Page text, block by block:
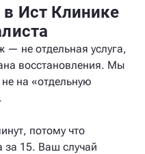
Ист Клинике
не отдельная услуга,
восстановления. Мы
на «отдельную
потому что
за 15. Ваш случай